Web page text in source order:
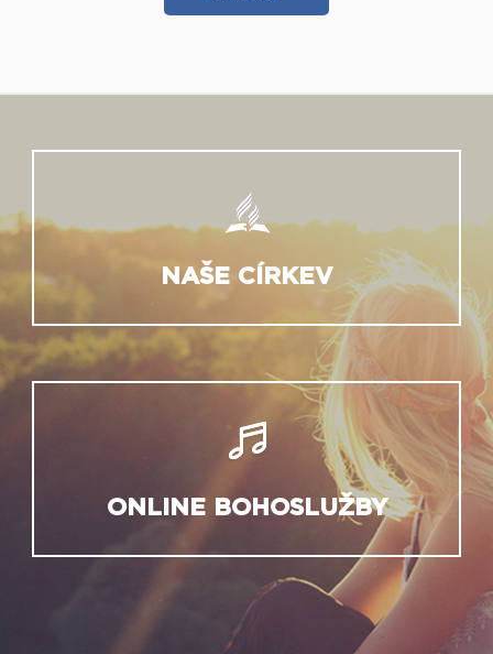
NAŠE CÍRKEV
ONLINE BOHOSLUŽBY